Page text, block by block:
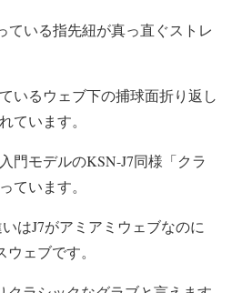
ている指先紐が真っ直ぐストレ
いるウェブ下の捕球面折り返し
ています。
門モデルのKSN-J7同様「クラ
ています。
はJ7がアミアミウェブなのに
ェブです。